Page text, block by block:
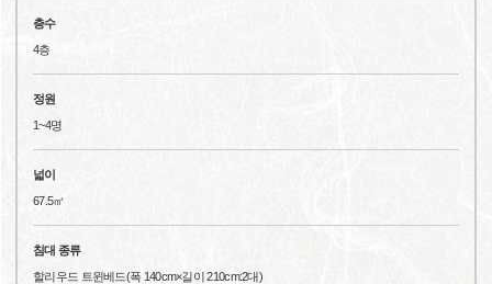
층수
4층
정원
1~4명
넓이
67.5㎡
침대 종류
할리우드 트윈베드(폭 140cm×길이 210cm:2대)